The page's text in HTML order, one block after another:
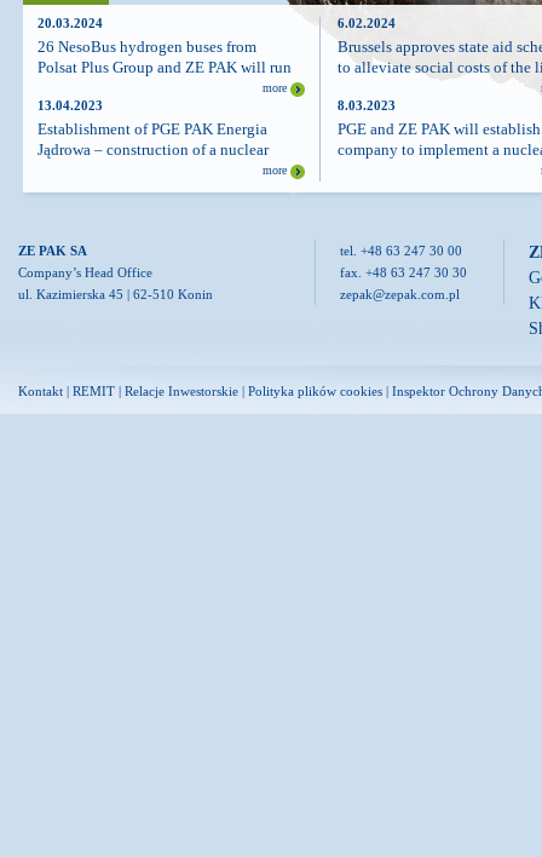
20.03.2024
26 NesoBus hydrogen buses from
Polsat Plus Group and ZE PAK will run
more
6.02.2024
Brussels approves state aid
to alleviate social costs of the
13.04.2023
Establishment of PGE PAK Energia
Jądrowa – construction of a nuclear
power plant in Konin/Pątnów in the
Greater Poland region
more
8.03.2023
PGE and ZE PAK will
company to implement a
power plant construction
ZE PAK SA
Company’s Head Office
ul. Kazimierska 45 | 62-510 Konin
tel. +48 63 247 30 00
fax. +48 63 247 30 30
zepak@zepak.com.pl
Kontakt | REMIT | Relacje Inwestorskie | Polityka plików cookies | Inspektor Ochrony